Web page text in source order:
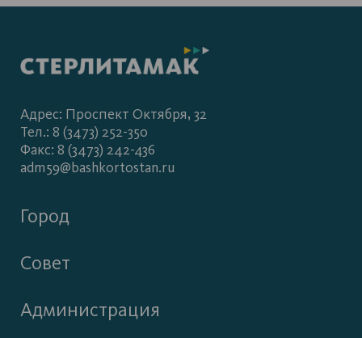
Адрес: Проспект Октября, 32
Тел.: 8 (3473) 252-350
Факс: 8 (3473) 242-436
adm59@bashkortostan.ru
Город
Совет
Администрация